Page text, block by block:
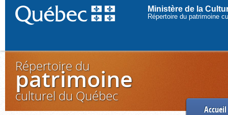
Ministère de la
Répertoire du patrimoine
Répertoire du
patrimoine
culturel du Québec
Accueil